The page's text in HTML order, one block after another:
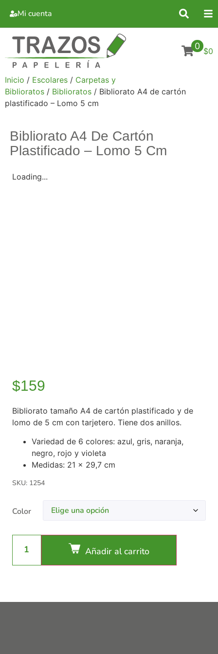
Mi cuenta
0 $0
Inicio / Escolares / Carpetas y
Biblioratos / Biblioratos / Bibliorato A4 de cartón
plastificado – Lomo 5 cm
Bibliorato A4 De Cartón
Plastificado – Lomo 5 Cm
Loading...
$159
Bibliorato tamaño A4 de cartón plastificado y de
lomo de 5 cm con tarjetero. Tiene dos anillos.
Variedad de 6 colores: azul, gris, naranja,
negro, rojo y violeta
Medidas: 21 x 29,7 cm
SKU: 1254
Color
Añadir al carrito